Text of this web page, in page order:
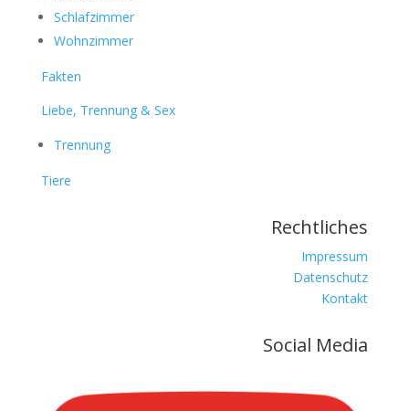
Schlafzimmer
Wohnzimmer
Fakten
Liebe, Trennung & Sex
Trennung
Tiere
Rechtliches
Impressum
Datenschutz
Kontakt
Social Media